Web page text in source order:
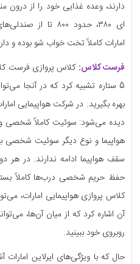
دارند، وعده غذایی خود را از درون
ای ۳۸۰، حدود ۸۰۰
امارات کاملاً تخت خواب شو بوده و
فرست کلاس: کلاس پروازی فرست
5 ستاره تشبیه کرد که در آنجا
بهره بگیرید. در شرکت هواپیمایی
دیده می‌شود: سوئیت کاملاً شخصی
هواپیما و نوع دیگر سوئیت شخصی
سقف هواپیما ادامه ندارند. در
حفظ حریم شخصی درب‌ها کاملاً
آن اشاره کرد که از میان آن‌ها،
روبروی خود ببینید.
حال که با ویژگی‌های ایرلاین